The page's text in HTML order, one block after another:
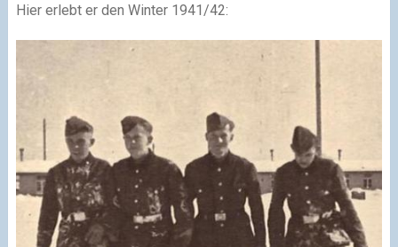
Hier erlebt er den Winter 1941/42: